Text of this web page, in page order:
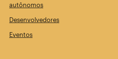
autônomos
Desenvolvedores
Eventos